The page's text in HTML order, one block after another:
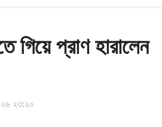
গিয়ে প্রাণ হারালেন
২৩:২০